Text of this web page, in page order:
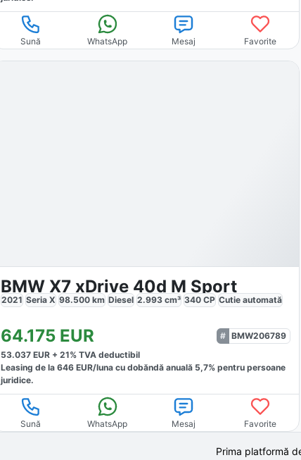
Sună WhatsApp Mesaj Favorite
BMW X7 xDrive 40d M Sport
2021 Seria X 98.500 km Diesel 2.993 cm³ 340 CP Cutieautomată
64.175 EUR
BMW206789
53.037 EUR +21% TVA deductibil
Leasing de la646 EUR/luna cu dobăndă anuală 5,7% pentru persoane
juridice.
Sună WhatsApp Mesaj Favorite
Prima platformă